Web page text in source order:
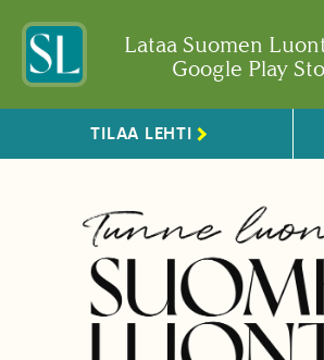
Lataa Suomen
Google Play
TILAA LEHTI